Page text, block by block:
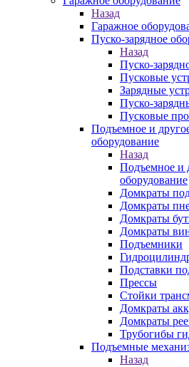
Назад
Гаражное
Пуско-зарядное
Назад
Пуско-
Пусковые
Зарядные
Пуско-
Пусковые
Подъемное и
оборудование
Назад
Подъемное и
оборудование
Домкраты
Домкраты
Домкраты
Домкраты
Подъемники
Подставки
Прессы
Стойки
Домкраты
Домкраты
Трубогибы
Подъемные
Назад